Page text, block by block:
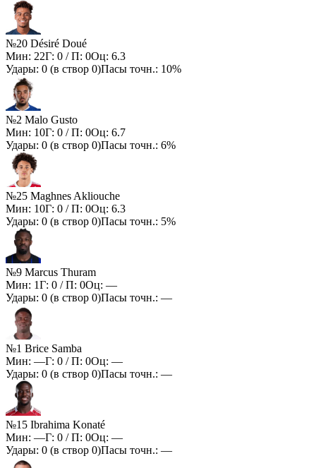
№20 Désiré Doué
Мин: 22Г: 0 / П: 0Оц: 6.3
Удары: 0 (в створ 0)Пасы точн.: 10%
№2 Malo Gusto
Мин: 10Г: 0 / П: 0Оц: 6.7
Удары: 0 (в створ 0)Пасы точн.: 6%
№25 Maghnes Akliouche
Мин: 10Г: 0 / П: 0Оц: 6.3
Удары: 0 (в створ 0)Пасы точн.: 5%
№9 Marcus Thuram
Мин: 1Г: 0 / П: 0Оц: —
Удары: 0 (в створ 0)Пасы точн.: —
№1 Brice Samba
Мин: —Г: 0 / П: 0Оц: —
Удары: 0 (в створ 0)Пасы точн.: —
№15 Ibrahima Konaté
Мин: —Г: 0 / П: 0Оц: —
Удары: 0 (в створ 0)Пасы точн.: —